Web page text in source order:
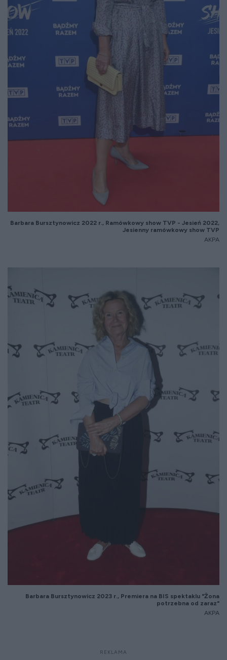
Barbara Bursztynowicz 2022 r., Ramówkowy show TVP - Jesień 2022,
Jesienny ramówkowy show TVP
AKPA
Barbara Bursztynowicz 2023 r., Premiera na BIS spektaklu "Żona
potrzebna od zaraz"
AKPA